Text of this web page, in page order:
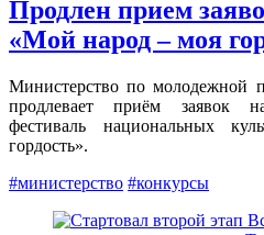
Продлен прием
«Мой народ – моя
Министерство по молодежной
продлевает приём заявок
фестиваль национальных
гордость».
#министерство #конкурсы